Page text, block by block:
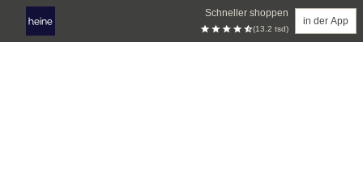
Schneller shoppen
(13.2 tsd)
in der App